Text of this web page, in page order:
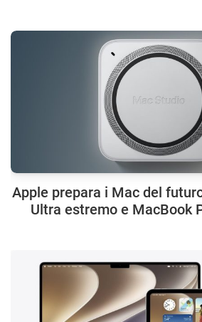
Apple prepara i Mac del
Ultra estremo e MacBook